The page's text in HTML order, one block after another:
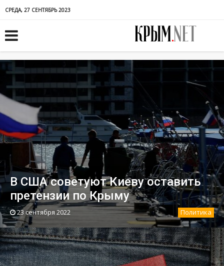
СРЕДА, 27 СЕНТЯБРЬ 2023
В США советуют Киеву оставить
претензии по Крыму
Политика
23 сентября 2022